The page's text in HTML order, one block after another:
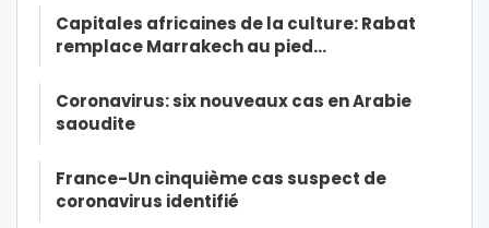
Capitales africaines de la culture: Rabat
remplace Marrakech au pied…
Coronavirus: six nouveaux cas en Arabie
saoudite
France-Un cinquième cas suspect de
coronavirus identifié